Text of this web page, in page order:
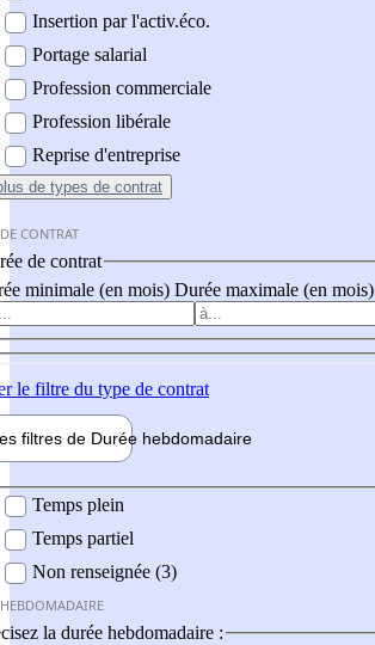
Insertion par l'activ.éco.
Portage salarial
Profession commerciale
Profession libérale
Reprise d'entreprise
de types de contrat
CONTRAT
de contrat
minimale (en mois) Durée maximale (en mois)
le filtre du type de contrat
filtres de Durée hebdomadaire
Temps plein
Temps partiel
Non renseignée (3)
la durée hebdomadaire :